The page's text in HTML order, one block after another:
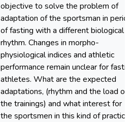
objective to solve the problem of
adaptation of the sportsman in
of fasting with a different biological
rhythm. Changes in morpho-
physiological indices and athletic
performance remain unclear for
athletes. What are the expected
adaptations, (rhythm and the load of
the trainings) and what interest for
the sportsmen in this kind of practice